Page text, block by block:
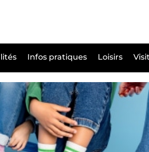
Infos pratiques Loisirs